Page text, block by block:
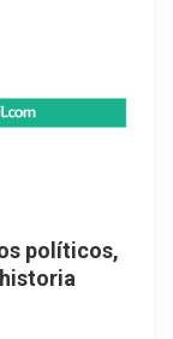
políticos,